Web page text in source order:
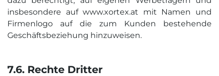
insbesondere auf www.xortex.at mit Namen und
Firmenlogo auf die zum Kunden bestehende
Geschäftsbeziehung hinzuweisen.
7.6. Rechte Dritter